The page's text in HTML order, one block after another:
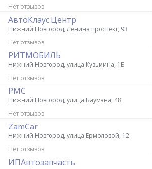
Нет отзывов
АвтоКлаус Центр
Нижний Новгород, Ленина проспект, 93
Нет отзывов
РИТМОБИЛЬ
Нижний Новгород, улица Кузьмина, 1Б
Нет отзывов
РМС
Нижний Новгород, улица Баумана, 48
Нет отзывов
ZamCar
Нижний Новгород, улица Ермоловой, 12
Нет отзывов
ИПАвтозапчасть